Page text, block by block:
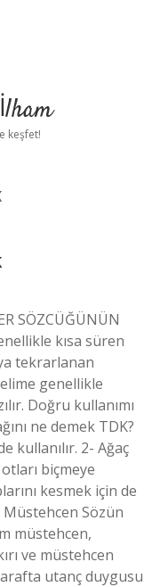
keşfet!
SÖZCÜĞÜNÜN
kısa süren
tekrarlanan
genellikle
Doğru kullanımı
ne demek TDK?
kullanılır. 2- Ağaç
biçmeye
kesmek için de
Müstehcen Sözün
müstehcen,
ve müstehcen
utanç duygusu